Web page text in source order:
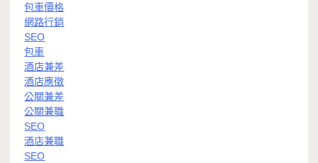
包車價格
網路行銷
SEO
包車
酒店兼差
酒店應徵
公關兼差
公關兼職
SEO
酒店兼職
SEO